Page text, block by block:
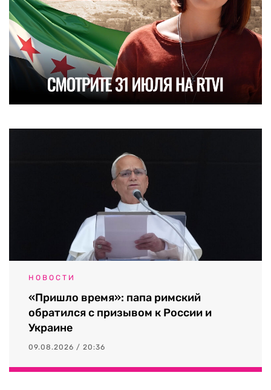
НОВОСТИ
«Пришло время»: папа римский
обратился с призывом к России и
Украине
09.08.2026 / 20:36